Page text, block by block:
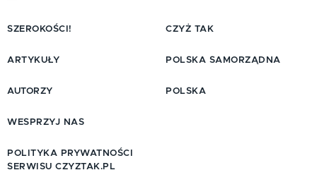
SZEROKOŚCI!
ARTYKUŁY
AUTORZY
CZYŻ TAK
POLSKA SAMORZĄDNA
POLSKA
WESPRZYJ NAS
POLITYKA PRYWATNOŚCI
SERWISU CZYZTAK.PL